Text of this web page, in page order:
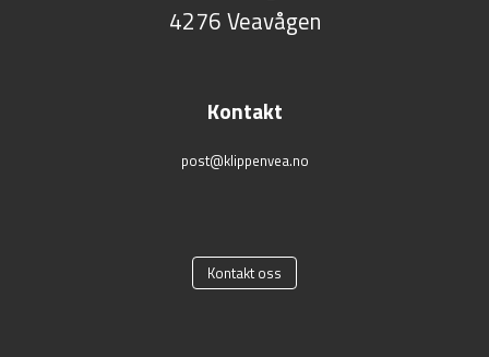
4276 Veavågen
Kontakt
post@klippenvea.no
Kontakt oss